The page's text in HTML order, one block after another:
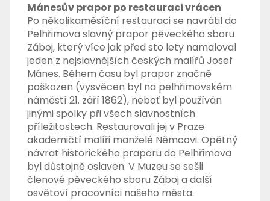
Mánesův prapor po restauraci vrácen
Po několikaměsíční restauraci se navrátil do
Pelhřimova slavný prapor pěveckého sboru
Záboj, který více jak před sto lety namaloval
jeden z nejslavnějších českých malířů Josef
Mánes. Během času byl prapor značně
poškozen (vysvěcen byl na pelhřimovském
náměstí 21. září 1862), neboť byl používán
jinými spolky při všech slavnostních
příležitostech. Restaurovali jej v Praze
akademičtí malíři manželé Němcovi. Opětný
návrat historického praporu do Pelhřimova
byl důstojně oslaven. V Muzeu se sešli
členové pěveckého sboru Záboj a další
osvětoví pracovníci našeho města.